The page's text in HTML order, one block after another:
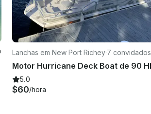
Lanchas em New Port Richey·7 convidados
5.0
$60/hora